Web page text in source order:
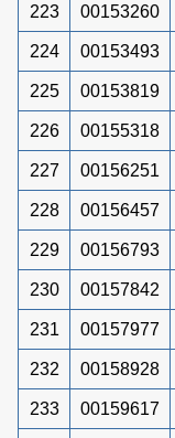
223 00153260
224 00153493
225 00153819
226 00155318
227 00156251
228 00156457
229 00156793
230 00157842
231 00157977
232 00158928
233 00159617